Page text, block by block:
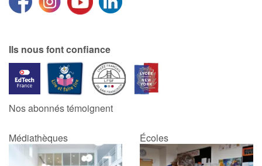
Médiathèques
Vidéos & Tutoriaux
Blog
Par thématique
Ils nous font confiance
Nos abonnés témoignent
Médiathèques Écoles